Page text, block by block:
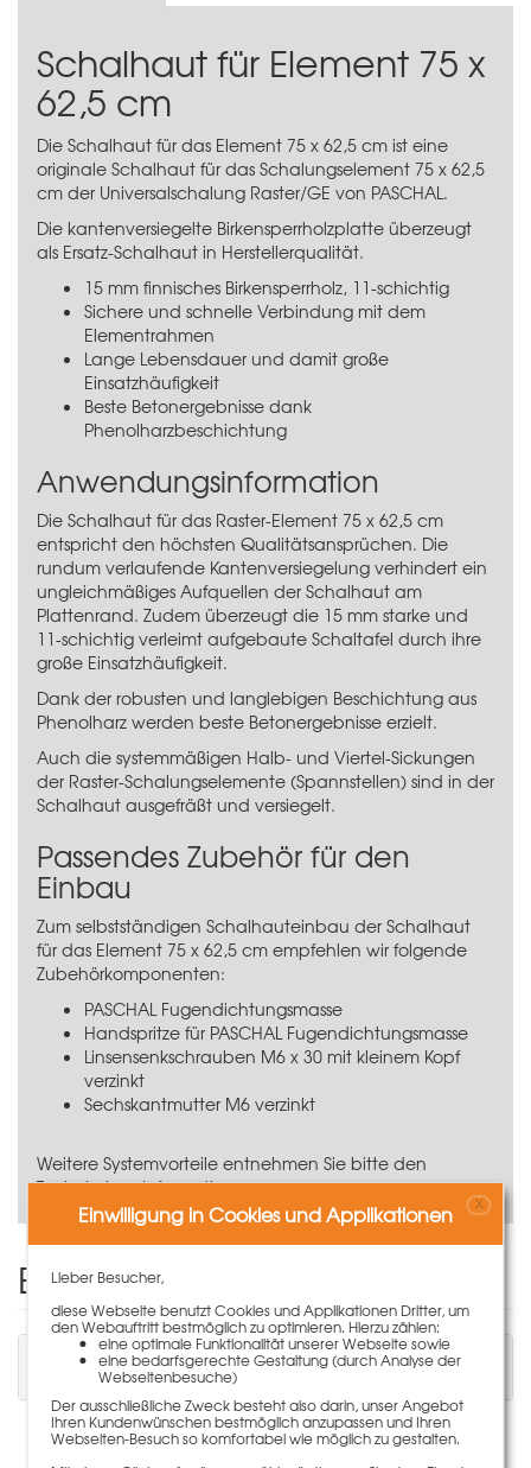
Schalhaut für Element 75 x
62,5 cm
Die Schalhaut für das Element 75 x 62,5 cm ist eine
originale Schalhaut für das Schalungselement 75 x 62,5
cm der Universalschalung Raster/GE von PASCHAL.
Die kantenversiegelte Birkensperrholzplatte überzeugt
als Ersatz-Schalhaut in Herstellerqualität.
15 mm finnisches Birkensperrholz, 11-schichtig
Sichere und schnelle Verbindung mit dem
Elementrahmen
Lange Lebensdauer und damit große
Einsatzhäufigkeit
Beste Betonergebnisse dank
Phenolharzbeschichtung
Anwendungsinformation
Die Schalhaut für das Raster-Element 75 x 62,5 cm
entspricht den höchsten Qualitätsansprüchen. Die
rundum verlaufende Kantenversiegelung verhindert ein
ungleichmäßiges Aufquellen der Schalhaut am
Plattenrand. Zudem überzeugt die 15 mm starke und
11-schichtig verleimt aufgebaute Schaltafel durch ihre
große Einsatzhäufigkeit.
Dank der robusten und langlebigen Beschichtung aus
Phenolharz werden beste Betonergebnisse erzielt.
Auch die systemmäßigen Halb- und Viertel-Sickungen
der Raster-Schalungselemente (Spannstellen) sind in der
Schalhaut ausgefräßt und versiegelt.
Passendes Zubehör für den
Einbau
Zum selbstständigen Schalhauteinbau der Schalhaut
für das Element 75 x 62,5 cm empfehlen wir folgende
Zubehörkomponenten:
PASCHAL Fugendichtungsmasse
Handspritze für PASCHAL Fugendichtungsmasse
Linsensenkschrauben M6 x 30 mit kleinem Kopf
verzinkt
Sechskantmutter M6 verzinkt
Weitere Systemvorteile entnehmen Sie bitte den
Technischen Informationen.
Einen Kommentar schreiben
Sie müssen angemeldet sein, um einen
Kommentar schreiben zu können.
Es liegen keine Kommentare zu diesem Artikel vor.
Einwilligung in Cookies und Applikationen X
Lieber Besucher,
diese Webseite benutzt Cookies und Applikationen Dritter, um
den Webauftritt bestmöglich zu optimieren. Hierzu zählen:
eine optimale Funktionalität unserer Webseite sowie
eine bedarfsgerechte Gestaltung (durch Analyse der
Webseitenbesuche)
Der ausschließliche Zweck besteht also darin, unser Angebot
Ihren Kundenwünschen bestmöglich anzupassen und Ihren
Webseiten-Besuch so komfortabel wie möglich zu gestalten.